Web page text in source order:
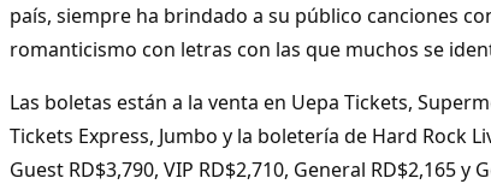
país, siempre ha brindado a su público canciones
romanticismo con letras con las que muchos se
Las boletas están a la venta en Uepa Tickets,
Tickets Express, Jumbo y la boletería de Hard Rock
Guest RD$3,790, VIP RD$2,710, General RD$2,165 y